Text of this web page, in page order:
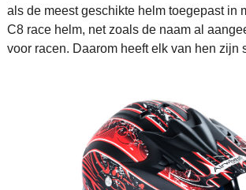
als de meest geschikte helm toegepast in
C8 race helm, net zoals de naam al
voor racen. Daarom heeft elk van hen zijn